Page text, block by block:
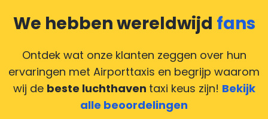
compliment geven, maar heeft u geen contant geld?
Deze situatie is vrij gebruikelijk in onze tijd van
creditcards. Geen probleem! U kunt ons heel blij
maken door uw feedback achter te laten en wij
zorgen ervoor dat uw chauffeur deze krijgt.
We hebben wereldwijd fans
Ontdek wat onze klanten zeggen over hun
ervaringen met Airporttaxis en begrijp waarom
wij de beste luchthaven taxi keus zijn! Bekijk
alle beoordelingen